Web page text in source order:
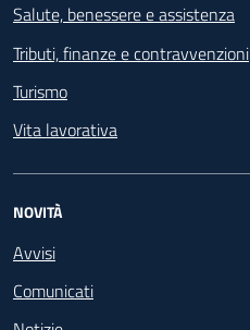
Salute, benessere e assistenza
Tributi, finanze e contravvenzioni
Turismo
Vita lavorativa
NOVITÀ
Avvisi
Comunicati